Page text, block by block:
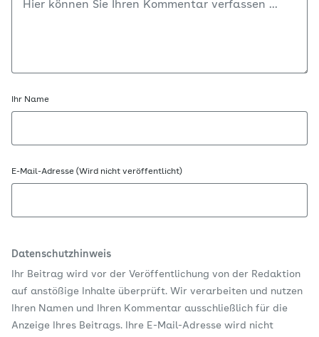
Ihr Name
E-Mail-Adresse (Wird nicht veröffentlicht)
Datenschutzhinweis
Ihr Beitrag wird vor der Veröffentlichung von der Redaktion
auf anstößige Inhalte überprüft. Wir verarbeiten und nutzen
Ihren Namen und Ihren Kommentar ausschließlich für die
Anzeige Ihres Beitrags. Ihre E-Mail-Adresse wird nicht